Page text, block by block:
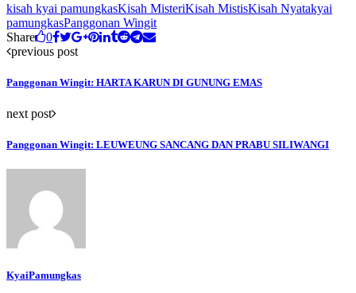
kisah kyai pamungkasKisah MisteriKisah MistisKisah Nyatakyai
pamungkasPanggonan Wingit
Share
0
previous post
Panggonan Wingit: HARTA KARUN DI GUNUNG EMAS
next post
Panggonan Wingit: LEUWEUNG SANCANG DAN PRABU SILIWANGI
KyaiPamungkas